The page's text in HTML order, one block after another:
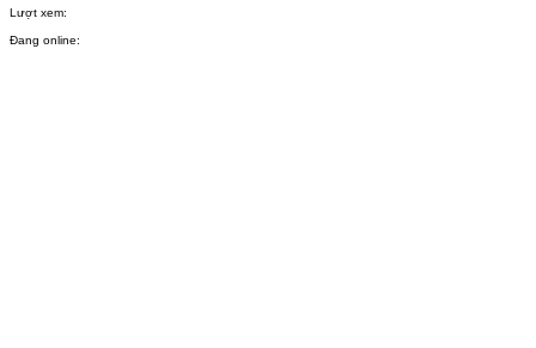
Lượt xem:
Đang online: